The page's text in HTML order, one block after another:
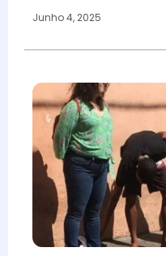
Junho 4, 2025